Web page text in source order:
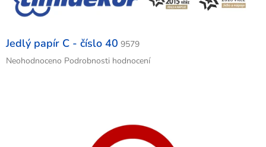
Jedlý papír C - číslo 40 9579
Průměrné
Neohodnoceno Podrobnosti hodnocení